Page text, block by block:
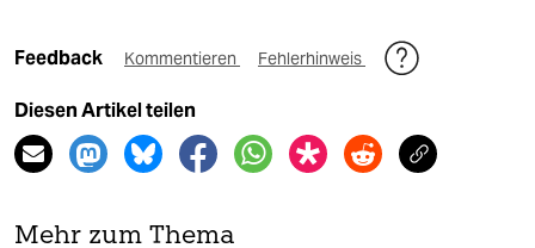
Feedback Kommentieren Fehlerhinweis
Diesen Artikel teilen
Mehr zum Thema